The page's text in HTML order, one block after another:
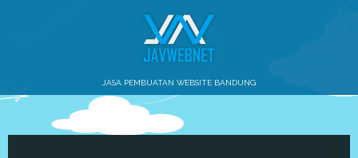
JASA PEMBUATAN WEBSITE BANDUNG